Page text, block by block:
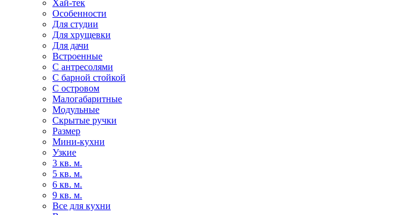
Хай-тек
Особенности
Для студии
Для хрущевки
Для дачи
Встроенные
С антресолями
С барной стойкой
С островом
Малогабаритные
Модульные
Скрытые ручки
Размер
Мини-кухни
Узкие
3 кв. м.
5 кв. м.
6 кв. м.
9 кв. м.
Все для кухни